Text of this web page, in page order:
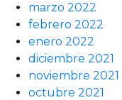
marzo 2022
febrero 2022
enero 2022
diciembre 2021
noviembre 2021
octubre 2021